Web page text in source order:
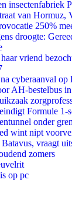
insectenfabriek
van Hormuz,
250%
droogte:
vriend
cyberaanval op
AH-bestelbus
Formule 1-
onder
wint nipt
vraagt
zomers
op pc